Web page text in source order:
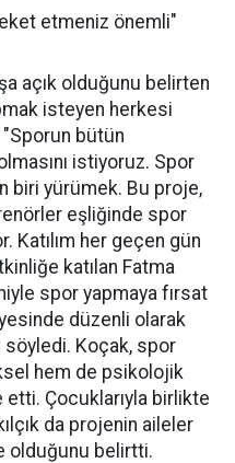
etmeniz önemli"
açık olduğunu belirten
isteyen herkesi
bütün
istiyoruz. Spor
biri yürümek. Bu proje,
eşliğinde spor
Katılım her geçen gün
katılan Fatma
spor yapmaya fırsat
düzenli olarak
söyledi. Koçak, spor
hem de psikolojik
Çocuklarıyla birlikte
da projenin aileler
olduğunu belirtti.